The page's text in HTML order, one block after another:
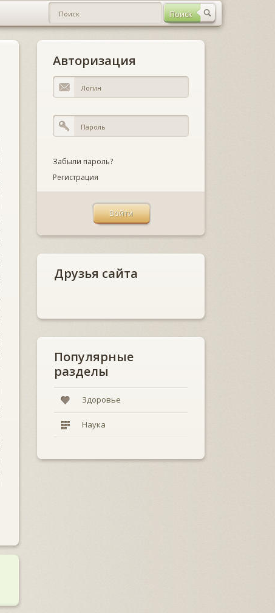
Авторизация
Забыли пароль?
Регистрация
Друзья сайта
Популярные
разделы
Здоровье
Наука